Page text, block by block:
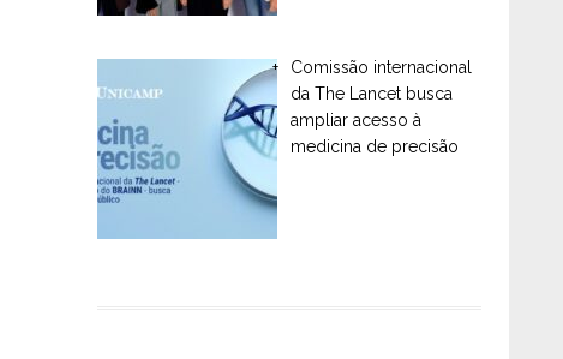
Comissão internacional
da The Lancet busca
ampliar acesso à
medicina de precisão